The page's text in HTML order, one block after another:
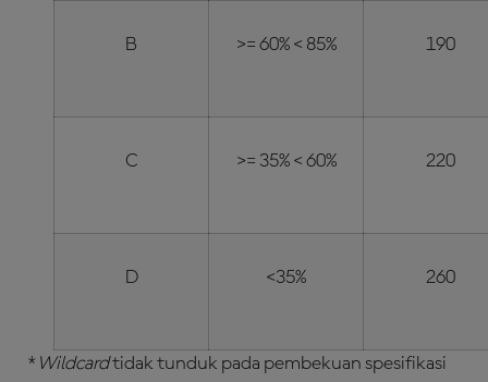
B >= 60% < 85% 190
C >= 35% < 60% 220
D <35% 260
* Wildcardtidak tunduk pada pembekuan spesifikasi